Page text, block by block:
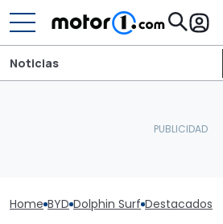
Noticias
Home BYD Dolphin Surf Destacados